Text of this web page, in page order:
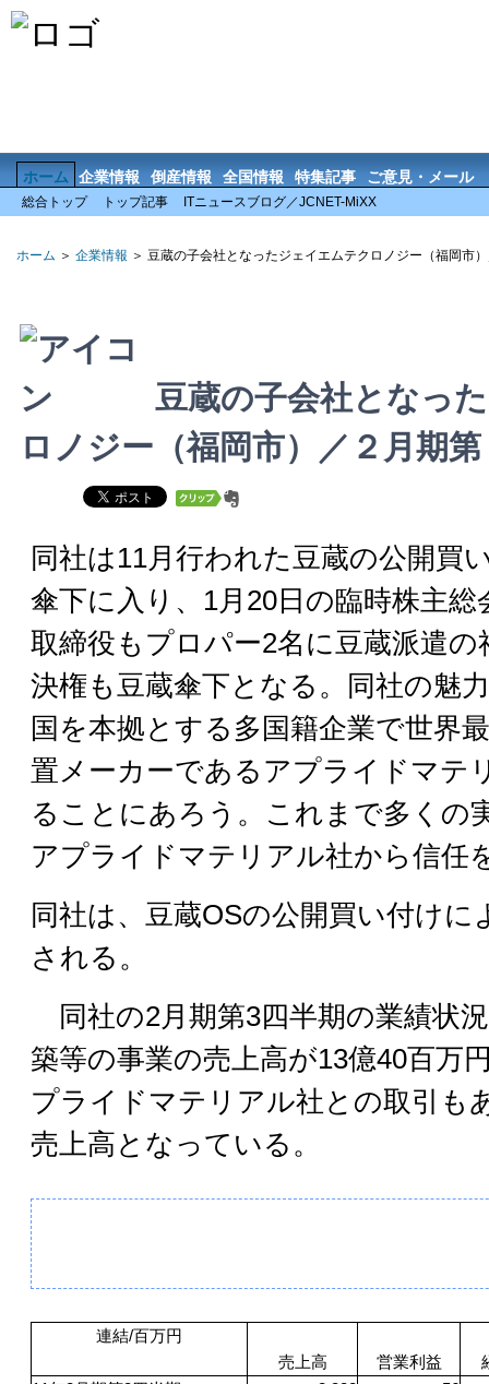
ホーム 企業情報 倒産情報 全国情報 特集記事 ご意見・メール
総合トップ トップ記事 ITニュースブログ／JCNET-MiXX
ホーム ＞ 企業情報 ＞ 豆蔵の子会社となったジェイエムテクロノジー（福岡市
豆蔵の子会社となっ
ロノジー（福岡市）／２月期
同社は11月行われた豆蔵の公開買
傘下に入り、1月20日の臨時株主
取締役もプロパー2名に豆蔵派遣の
決権も豆蔵傘下となる。同社の魅
国を本拠とする多国籍企業で世界
置メーカーであるアプライドマテ
ることにあろう。これまで多くの
アプライドマテリアル社から信任
同社は、豆蔵OSの公開買い付けに
される。
同社の2月期第3四半期の業績状
築等の事業の売上高が13億40百万
プライドマテリアル社との取引も
売上高となっている。
連結/百万円
売上高
営業利益